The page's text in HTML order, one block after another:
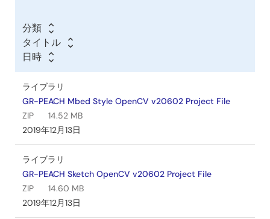
ア
／
ツ
ー
ル
分類
タイトル
日時
ライブラリ
GR-PEACH Mbed Style OpenCV v20602 Project File
ZIP
14.52 MB
2019年12月13日
ライブラリ
GR-PEACH Sketch OpenCV v20602 Project File
ZIP
14.60 MB
2019年12月13日